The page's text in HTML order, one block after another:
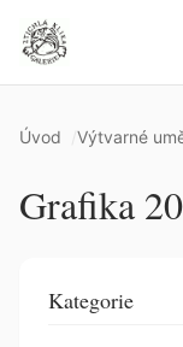
Úvod Výtvarné
Grafika
Kategorie